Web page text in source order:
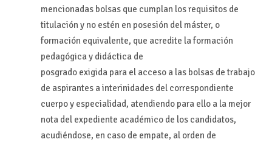
mencionadas bolsas que cumplan los requisitos de
titulación y no estén en posesión del máster, o
formación equivalente, que acredite la formación
pedagógica y didáctica de
posgrado exigida para el acceso a las bolsas de trabajo
de aspirantes a interinidades del correspondiente
cuerpo y especialidad, atendiendo para ello a la mejor
nota del expediente académico de los candidatos,
acudiéndose, en caso de empate, al orden de